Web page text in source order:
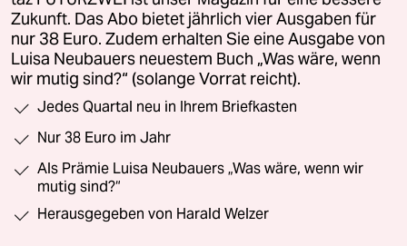
Zukunft. Das Abo bietet jährlich vier Ausgaben für
nur 38 Euro. Zudem erhalten Sie eine Ausgabe von
Luisa Neubauers neuestem Buch „Was wäre, wenn
wir mutig sind?“ (solange Vorrat reicht).
Jedes Quartal neu in Ihrem Briefkasten
Nur 38 Euro im Jahr
Als Prämie Luisa Neubauers „Was wäre, wenn wir
mutig sind?“
Herausgegeben von Harald Welzer